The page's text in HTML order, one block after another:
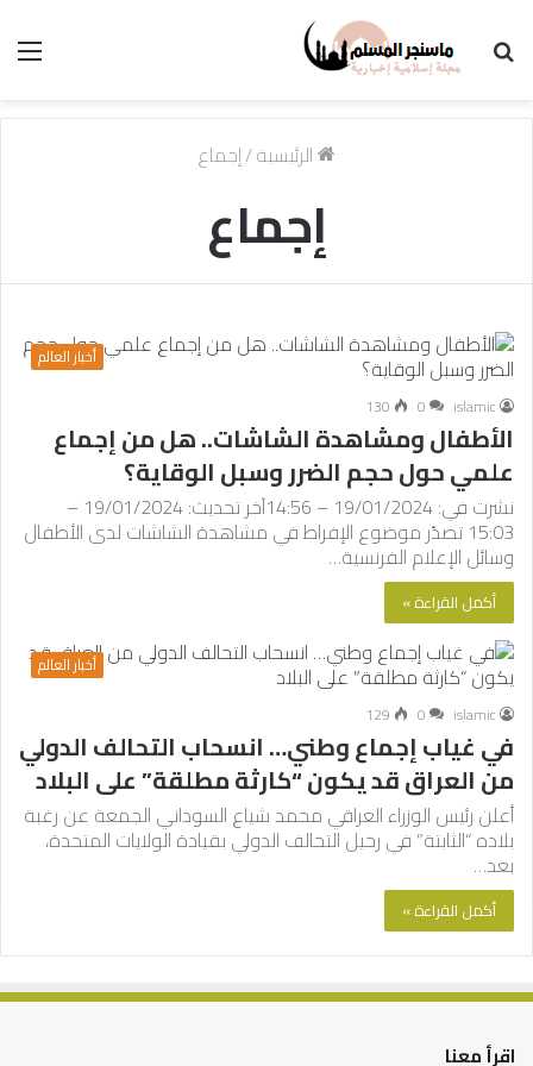
الرئيسية/إجماع
إجماع
أخبار العالم
islamic
0
130
الأطفال ومشاهدة الشاشات.. هل من إجماع
علمي حول حجم الضرر وسبل الوقاية؟
نشرت في: 19/01/2024 – 14:56آخر تحديث: 19/01/2024 –
15:03 تصدّر موضوع الإفراط في مشاهدة الشاشات لدى الأطفال
وسائل الإعلام الفرنسية…
أكمل القراءة »
أخبار العالم
islamic
0
129
في غياب إجماع وطني… انسحاب التحالف الدولي
من العراق قد يكون “كارثة مطلقة” على البلاد
أعلن رئيس الوزراء العراقي محمد شياع السوداني الجمعة عن رغبة
بلاده “الثابتة” في رحيل التحالف الدولي بقيادة الولايات المتحدة،
بعد…
أكمل القراءة »
اقرأ معنا